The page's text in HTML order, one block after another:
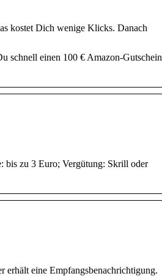
kostet Dich wenige Klicks. Danach
schnell einen 100 € Amazon-Gutschein
bis zu 3 Euro; Vergütung: Skrill oder
eine Empfangsbenachrichtigung.